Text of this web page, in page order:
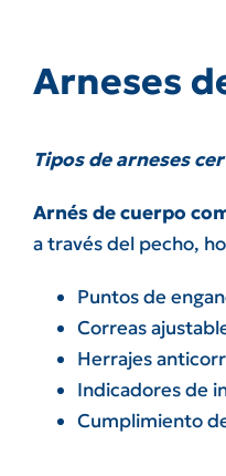
Arneses
Tipos de arneses
Arnés de cuerpo
a través del pecho,
Puntos de
Correas
Herrajes
Indicadores de
Cumplimiento